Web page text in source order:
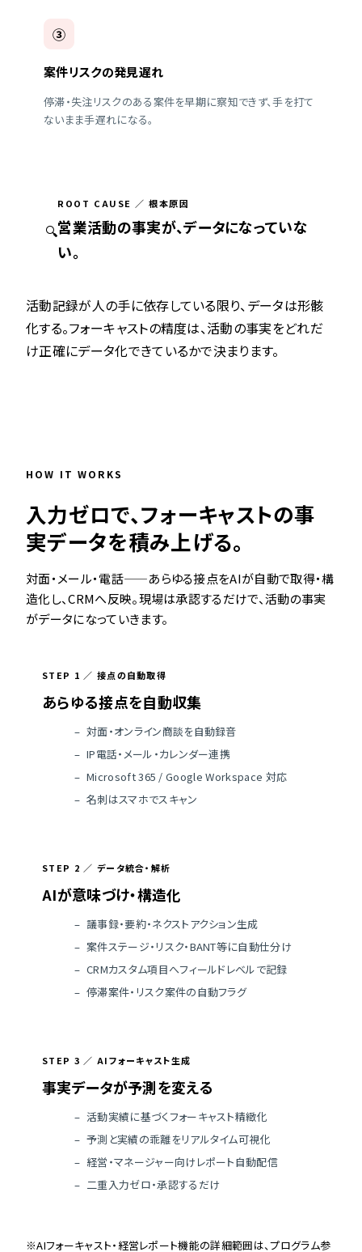
③
案件リスクの発見遅れ
停滞・失注リスクのある案件を早期に察知できず、手を打て
ないまま手遅れになる。
🔍
ROOT CAUSE ／ 根本原因
営業活動の事実が、データになっていな
い。
活動記録が人の手に依存している限り、データは形骸
化する。フォーキャストの精度は、活動の事実をどれだ
け正確にデータ化できているかで決まります。
HOW IT WORKS
入力ゼロで、フォーキャストの事
実データを積み上げる。
対面・メール・電話——あらゆる接点をAIが自動で取得・構
造化し、CRMへ反映。現場は承認するだけで、活動の事実
がデータになっていきます。
STEP 1 ／ 接点の自動取得
あらゆる接点を自動収集
対面・オンライン商談を自動録音
IP電話・メール・カレンダー連携
Microsoft 365 / Google Workspace 対応
名刺はスマホでスキャン
STEP 2 ／ データ統合・解析
AIが意味づけ・構造化
議事録・要約・ネクストアクション生成
案件ステージ・リスク・BANT等に自動仕分け
CRMカスタム項目へフィールドレベルで記録
停滞案件・リスク案件の自動フラグ
STEP 3 ／ AIフォーキャスト生成
事実データが予測を変える
活動実績に基づくフォーキャスト精緻化
予測と実績の乖離をリアルタイム可視化
経営・マネージャー向けレポート自動配信
二重入力ゼロ・承認するだけ
※AIフォーキャスト・経営レポート機能の詳細範囲は、プログラム参